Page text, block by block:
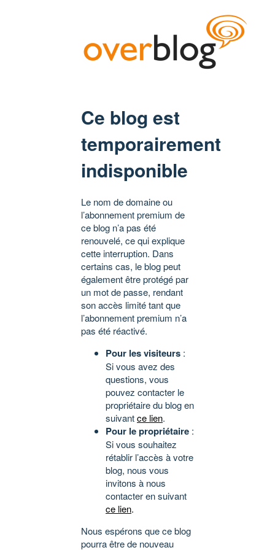
Ce blog est
temporairement
indisponible
Le nom de domaine ou
l’abonnement premium de
ce blog n’a pas été
renouvelé, ce qui explique
cette interruption. Dans
certains cas, le blog peut
également être protégé par
un mot de passe, rendant
son accès limité tant que
l’abonnement premium n’a
pas été réactivé.
Pour les visiteurs :
Si vous avez des
questions, vous
pouvez contacter le
propriétaire du blog en
suivantce lien.
Pour le propriétaire :
Si vous souhaitez
rétablir l’accès à votre
blog, nous vous
invitons à nous
contacter en suivant
ce lien.
Nous espérons que ce blog
pourra être de nouveau